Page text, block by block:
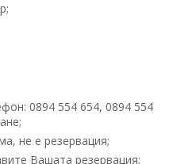
0894 554 654, 0894 554
не е резервация;
Вашата резервация;